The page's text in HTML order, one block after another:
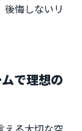
悔しないリ
で理想の